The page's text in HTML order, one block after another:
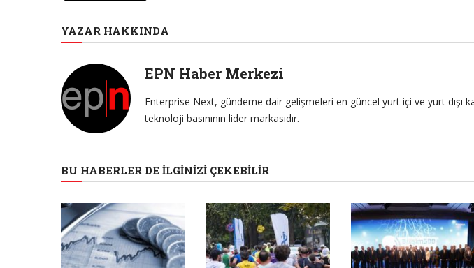
YAZAR HAKKINDA
EPN Haber Merkezi
Enterprise Next, gündeme dair gelişmeleri en güncel yurt içi ve yurt dışı
teknoloji basınının lider markasıdır.
BU HABERLER DE İLGINIZI ÇEKEBILIR